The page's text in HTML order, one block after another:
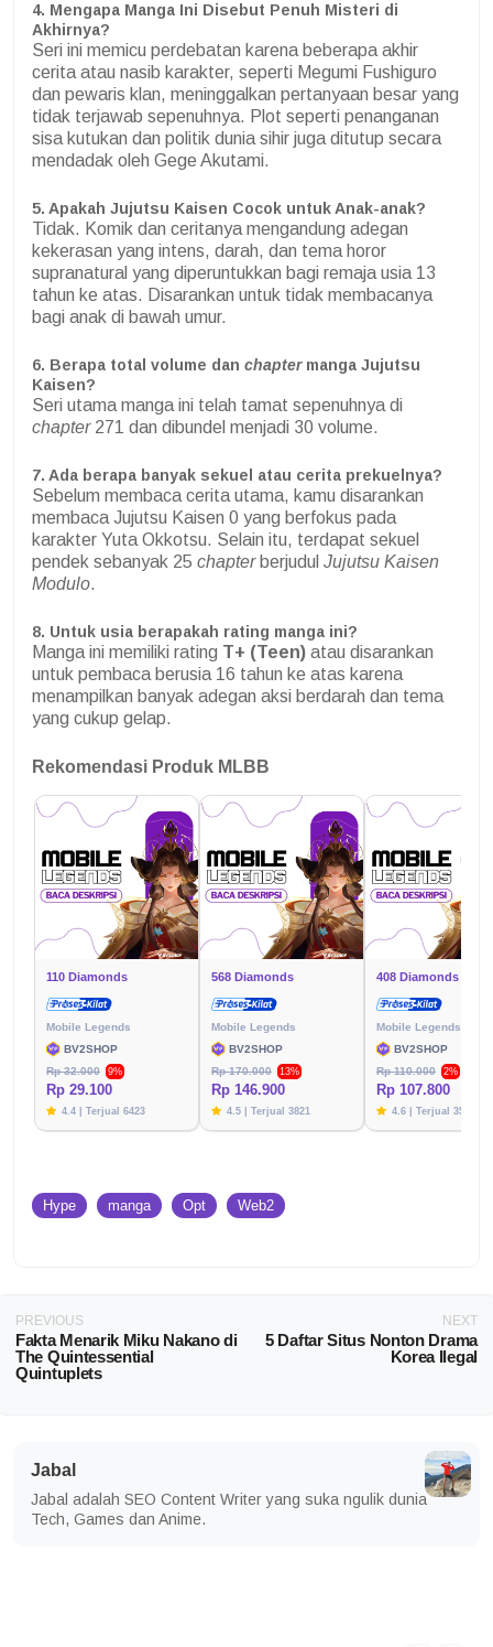
4. Mengapa Manga Ini Disebut Penuh Misteri di
Akhirnya?
Seri ini memicu perdebatan karena beberapa akhir
cerita atau nasib karakter, seperti Megumi Fushiguro
dan pewaris klan, meninggalkan pertanyaan besar yang
tidak terjawab sepenuhnya. Plot seperti penanganan
sisa kutukan dan politik dunia sihir juga ditutup secara
mendadak oleh Gege Akutami.
5. Apakah Jujutsu Kaisen Cocok untuk Anak-anak?
Tidak. Komik dan ceritanya mengandung adegan
kekerasan yang intens, darah, dan tema horor
supranatural yang diperuntukkan bagi remaja usia 13
tahun ke atas. Disarankan untuk tidak membacanya
bagi anak di bawah umur.
6. Berapa total volume dan chaptermanga Jujutsu
Kaisen?
Seri utama manga ini telah tamat sepenuhnya di
chapter271 dan dibundel menjadi 30 volume.
7. Ada berapa banyak sekuel atau cerita prekuelnya?
Sebelum membaca cerita utama, kamu disarankan
membaca Jujutsu Kaisen 0 yang berfokus pada
karakter Yuta Okkotsu. Selain itu, terdapat sekuel
pendek sebanyak 25 chapterberjudul Jujutsu Kaisen
Modulo.
8. Untuk usia berapakah rating manga ini?
Manga ini memiliki rating T+ (Teen) atau disarankan
untuk pembaca berusia 16 tahun ke atas karena
menampilkan banyak adegan aksi berdarah dan tema
yang cukup gelap.
Rekomendasi Produk MLBB
110 Diamonds
Mobile Legends
BV2SHOP
Rp 32.000
9%
Rp 29.100
4.4 | Terjual 6423
568 Diamonds
Mobile Legends
BV2SHOP
Rp 170.000
13%
Rp 146.900
4.5 | Terjual 3821
408 Diamonds
Mobile Legends
BV2SHOP
Rp 110.000
2%
Rp 107.800
4.6 | Terjual 3576
Hype manga Opt Web2
PREVIOUS
Fakta Menarik Miku Nakano di
The Quintessential
Quintuplets
NEXT
5 Daftar Situs Nonton Drama
Korea Ilegal
Jabal
Jabal adalah SEO Content Writer yang suka ngulik dunia
Tech, Games dan Anime.